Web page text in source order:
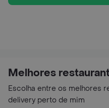
Melhores
Escolha entre os melhores
delivery perto de mim